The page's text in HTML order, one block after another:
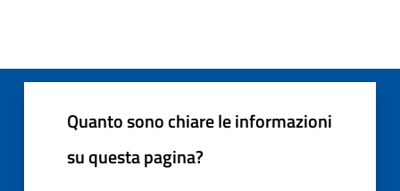
Quanto sono chiare le informazioni
su questa pagina?